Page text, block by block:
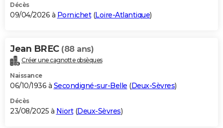
BONS PLANS
Carte de Noël
Carte Bonne année
Carte Saint-Valentin
Carte Pâques
Carte d'anniversaire
DICTIONNAIRE
Dictionnaire
Biographies
Citations
Expressions
Proverbes
PROGRAMME TV
S'inscrire
Se connecter
Lycées
Collèges
Primaires
Universités
Entreprises
Service militaire
Avis de recherche
AVIS DE DÉCÈS
Décès
09/04/2026 à Pornichet(Loire-Atlantique)
Jean BREC (88 ans)
Créer une cagnotte obsèques
Naissance
06/10/1936 à Secondigné-sur-Belle (Deux-Sèvres)
Décès
23/08/2025 à Niort(Deux-Sèvres)